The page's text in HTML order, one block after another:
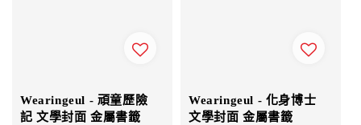
Wearingeul - 頑童歷險
記 文學封面 金屬書籤
Wearingeul - 化身博士
文學封面 金屬書籤